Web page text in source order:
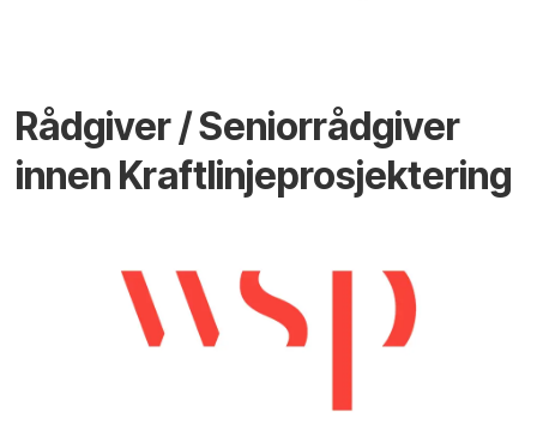
Rådgiver / Seniorrådgiver
innen Kraftlinjeprosjektering